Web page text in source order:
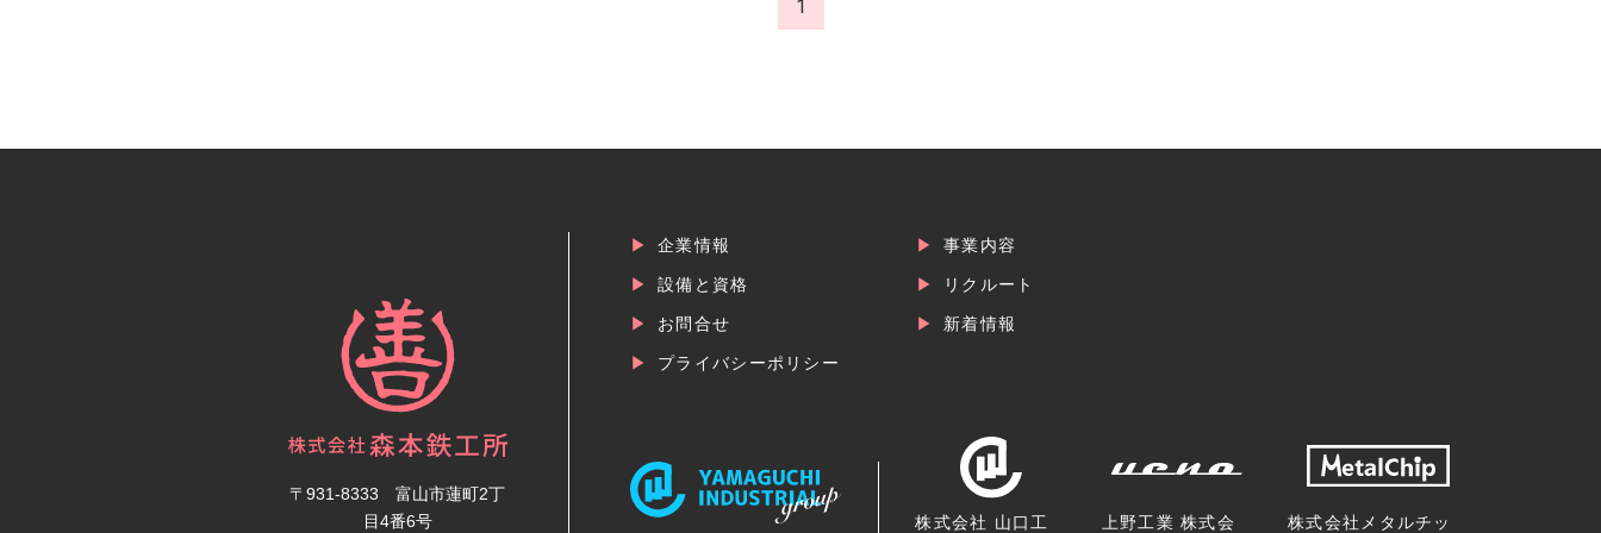
1
〒931-8333 富山市蓮町2丁
目4番6号
企業情報 事業内容
設備と資格 リクルート
お問合せ 新着情報
プライバシーポリシー
株式会社 山口工 上野工業 株式会 株式会社メタルチッ